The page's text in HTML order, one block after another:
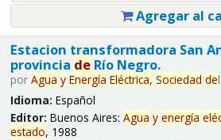
Agregar al
Estacion transformadora San
provincia deRío Negro.
por Agua y Energía Eléctrica, Sociedad del
Idioma: Español
Editor: Buenos Aires: Agua y energía
estado, 1988